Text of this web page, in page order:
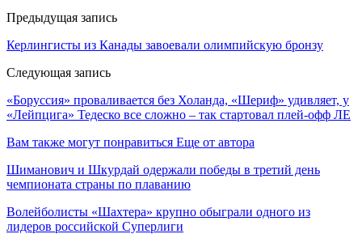
Предыдущая запись
Керлингисты из Канады завоевали олимпийскую бронзу
Следующая запись
«Боруссия» проваливается без Холанда, «Шериф» удивляет, у
«Лейпцига» Тедеско все сложно – так стартовал плей-офф ЛЕ
Вам также могут понравиться Еще от автора
Шиманович и Шкурдай одержали победы в третий день
чемпионата страны по плаванию
Волейболисты «Шахтера» крупно обыграли одного из
лидеров российской Суперлиги